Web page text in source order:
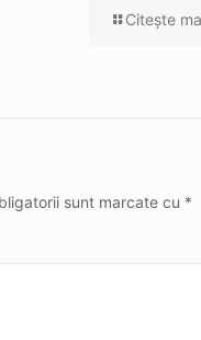
Citeşte
sunt marcate cu *